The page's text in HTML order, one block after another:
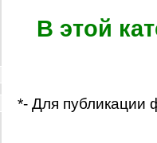
В этой
*- Для публикации